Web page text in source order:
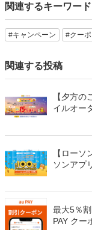
関連するキーワード
#キャンペーン #クー
関連する投稿
【夕方
イルオー
【ロー
ソンアプ
最大5％
PAY クー